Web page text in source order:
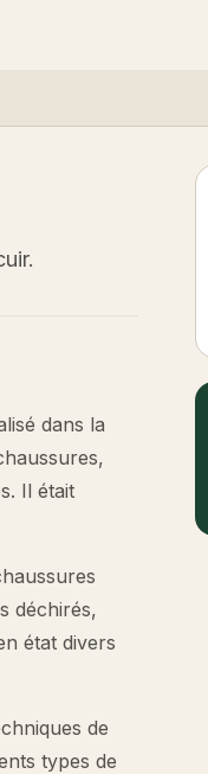
dans la
Il était
déchirés,
état divers
de
types de